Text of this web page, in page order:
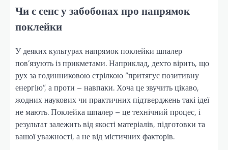
Чи є сенс у забобонах про напрямок
поклейки
У деяких культурах напрямок поклейки шпалер
пов’язують із прикметами. Наприклад, дехто вірить, що
рух за годинниковою стрілкою “притягує позитивну
енергію”, а проти – навпаки. Хоча це звучить цікаво,
жодних наукових чи практичних підтверджень такі ідеї
не мають. Поклейка шпалер – це технічний процес, і
результат залежить від якості матеріалів, підготовки та
вашої уважності, а не від містичних факторів.